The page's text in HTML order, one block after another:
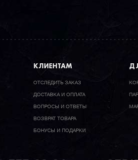
КЛИЕНТАМ
ОТСЛЕДИТЬ ЗАКАЗ
ДОСТАВКА И ОПЛАТА
ВОПРОСЫ И ОТВЕТЫ
ВОЗВРАТ ТОВАРА
БОНУСЫ И ПОДАРКИ